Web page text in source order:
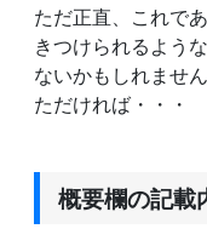
ただ正直、これで
きつけられるよう
ないかもしれませ
ただければ・・・
概要欄の記載